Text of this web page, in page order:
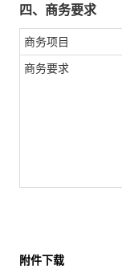
四、商务要求
商务项目
商务要求
附件下载